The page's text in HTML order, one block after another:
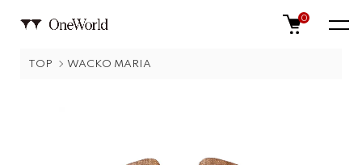
0
TOP WACKO MARIA